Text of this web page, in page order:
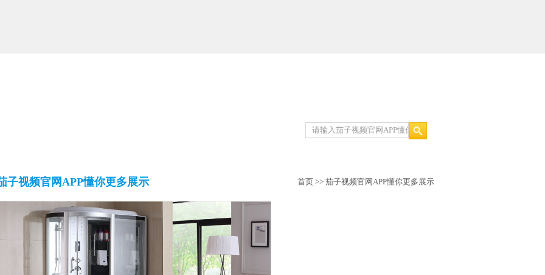
首页 >> 茄子视频官网APP懂你更多展示
子视频官网APP懂你更多展示